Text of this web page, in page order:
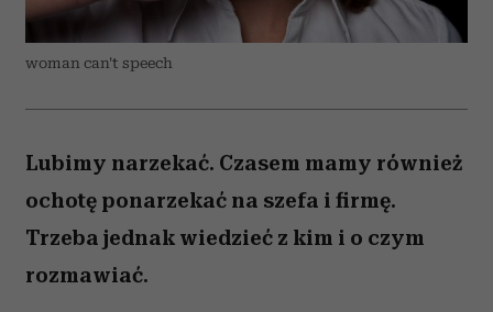
woman can't speech
Lubimy narzekać. Czasem mamy również
ochotę ponarzekać na szefa i firmę.
Trzeba jednak wiedzieć z kim i o czym
rozmawiać.